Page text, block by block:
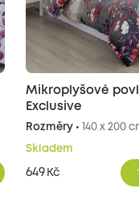
Mikroplyšové
Exclusive
Rozměry • 140 x 200
Skladem
649 Kč